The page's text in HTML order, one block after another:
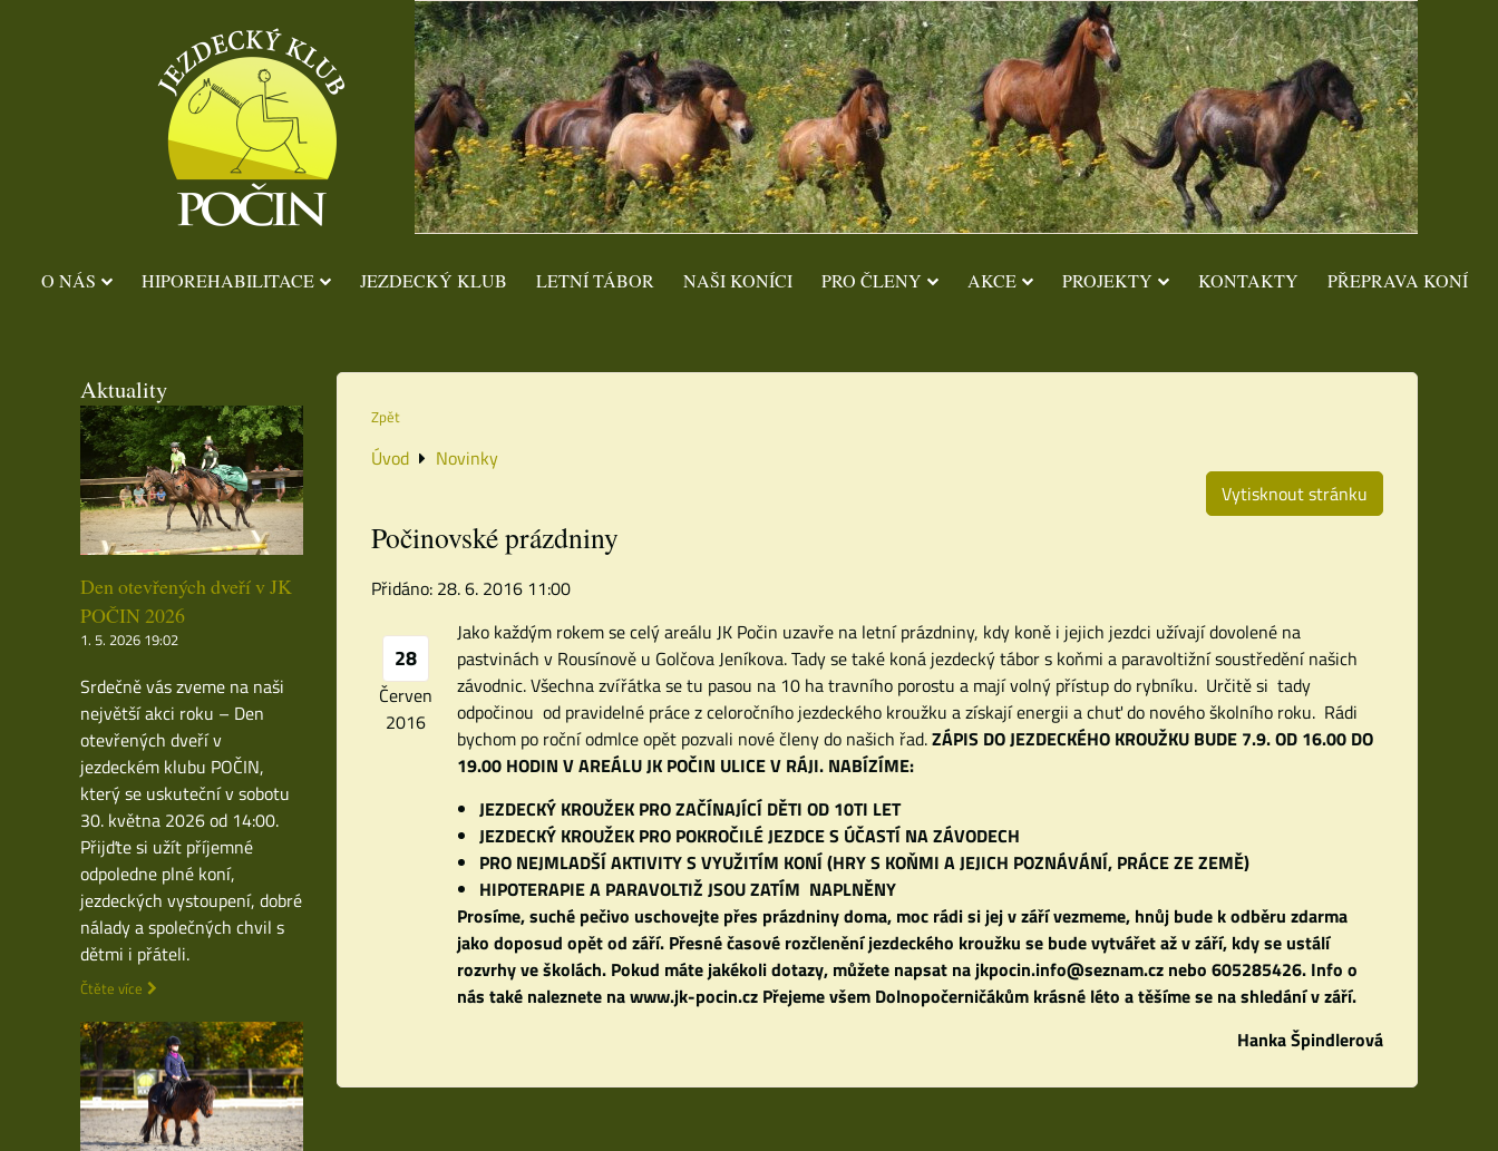
O NÁS HIPOREHABILITACE JEZDECKÝ KLUB LETNÍ TÁBOR NAŠI KONÍCI PRO ČLENY AKCE PROJEKTY KONTAKTY PŘEPRAVA KONÍ
Zpět
Úvod
Novinky
Vytisknout stránku
Počinovské prázdniny
Přidáno: 28. 6. 2016 11:00
28
Červen
2016
Jako každým rokem se celý areálu JK Počin uzavře na letní prázdniny, kdy koně i jejich jezdci užívají dovolené na
pastvinách v Rousínově u Golčova Jeníkova. Tady se také koná jezdecký tábor s koňmi a paravoltižní soustředění našich
závodnic. Všechna zvířátka se tu pasou na 10 ha travního porostu a mají volný přístup do rybníku. Určitě si tady
odpočinou od pravidelné práce z celoročního jezdeckého kroužku a získají energii a chuť do nového školního roku. Rádi
bychom po roční odmlce opět pozvali nové členy do našich řad.ZÁPIS DO JEZDECKÉHO KROUŽKU BUDE 7.9. OD 16.00 DO
19.00 HODIN V AREÁLU JK POČIN ULICE V RÁJI. NABÍZÍME:
JEZDECKÝ KROUŽEK PRO ZAČÍNAJÍCÍ DĚTI OD 10TI LET
JEZDECKÝ KROUŽEK PRO POKROČILÉ JEZDCE S ÚČASTÍ NA ZÁVODECH
PRO NEJMLADŠÍ AKTIVITY S VYUŽITÍM KONÍ (HRY S KOŇMI A JEJICH POZNÁVÁNÍ, PRÁCE ZE ZEMĚ)
HIPOTERAPIE A PARAVOLTIŽ JSOU ZATÍM NAPLNĚNY
Prosíme, suché pečivo uschovejte přes prázdniny doma, moc rádi si jej v září vezmeme, hnůj bude k odběru zdarma
jako doposud opět od září. Přesné časové rozčlenění jezdeckého kroužku se bude vytvářet až v září, kdy se ustálí
rozvrhy ve školách. Pokud máte jakékoli dotazy, můžete napsat na jkpocin.info@seznam.cz nebo 605285426. Info o
nás také naleznete na www.jk-pocin.cz Přejeme všem Dolnopočerničákům krásné léto a těšíme se na shledání v září.
Hanka Špindlerová
Aktuality
Den otevřených dveří v JK
POČIN 2026
1. 5. 2026 19:02
Srdečně vás zveme na naši
největší akci roku – Den
otevřených dveří v
jezdeckém klubu POČIN,
který se uskuteční v sobotu
30. května 2026 od 14:00.
Přijďte si užít příjemné
odpoledne plné koní,
jezdeckých vystoupení, dobré
nálady a společných chvil s
dětmi i přáteli.
Čtěte více